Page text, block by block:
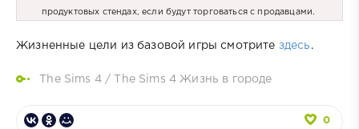
продуктовых стендах, если будут торговаться с продавцами.
Жизненные цели из базовой игры смотрите здесь .
The Sims 4/ The Sims 4 Жизнь в городе
0